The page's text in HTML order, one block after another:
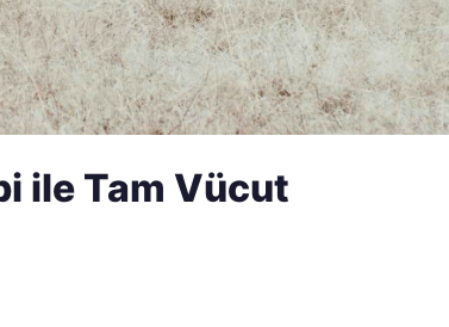
ile Tam Vücut